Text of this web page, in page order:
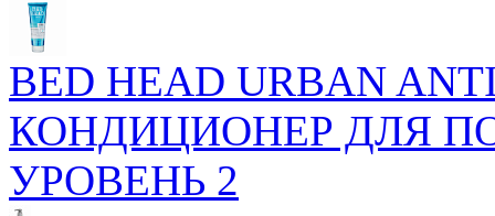
BED HEAD URBAN
КОНДИЦИОНЕР ДЛЯ
УРОВЕНЬ 2